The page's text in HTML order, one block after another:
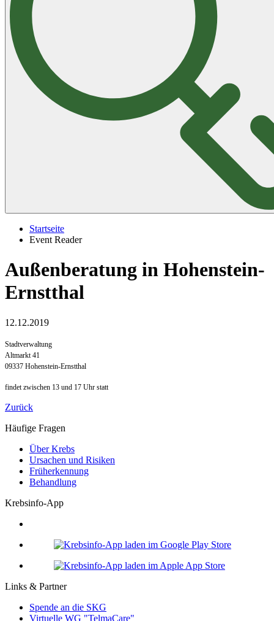
Startseite
Event Reader
Außenberatung in Hohenstein-
Ernstthal
12.12.2019
Stadtverwaltung
Altmarkt 41
09337 Hohenstein-Ernstthal
findet zwischen 13 und 17 Uhr statt
Zurück
Häufige Fragen
Über Krebs
Ursachen und Risiken
Früherkennung
Behandlung
Krebsinfo-App
Links & Partner
Spende an die SKG
Virtuelle WG "TelmaCare"